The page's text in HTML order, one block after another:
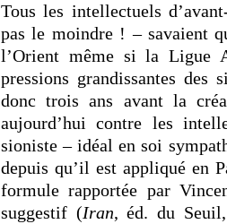
Tous les intellectuels
pas le moindre ! – savaient
l’Orient même si la Ligue
pressions grandissantes des
donc trois ans avant la
aujourd’hui contre les
sioniste – idéal en soi
depuis qu’il est appliqué en
formule rapportée par
suggestif (Iran, éd. du